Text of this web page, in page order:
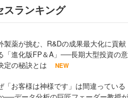
スランキング
製薬が挑む、R&Dの成果最大化に貢献
「進化版FP＆A」──長期大型投資の意
定の秘訣とは
NEW
「お客様は神様です」は間違っている